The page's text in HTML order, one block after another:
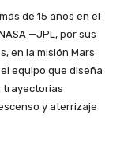
de 15 años en el
—JPL, por sus
en la misión Mars
equipo que diseña
trayectorias
y aterrizaje